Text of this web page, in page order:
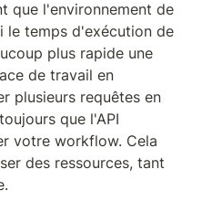
que l'environnement de
le temps d'exécution de
plus rapide une
de travail en
plusieurs requêtes en
que l'API
votre workflow. Cela
des ressources, tant